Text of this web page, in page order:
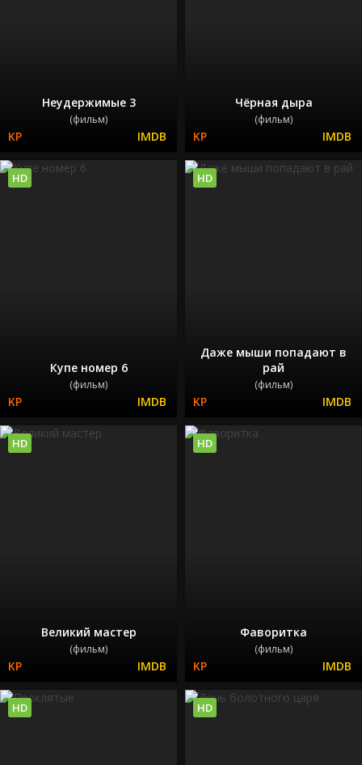
Неудержимые 3
(фильм)
Чёрная дыра
(фильм)
Купе номер 6
(фильм)
HD
Даже мыши попадают в
рай
(фильм)
HD
Великий мастер
(фильм)
HD
Фаворитка
(фильм)
HD
HD HD